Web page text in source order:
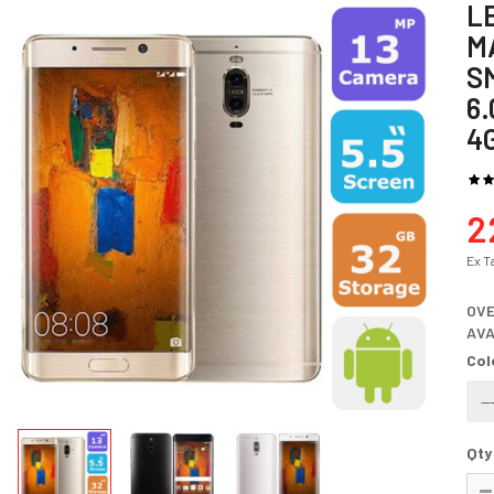
Ex
Qty